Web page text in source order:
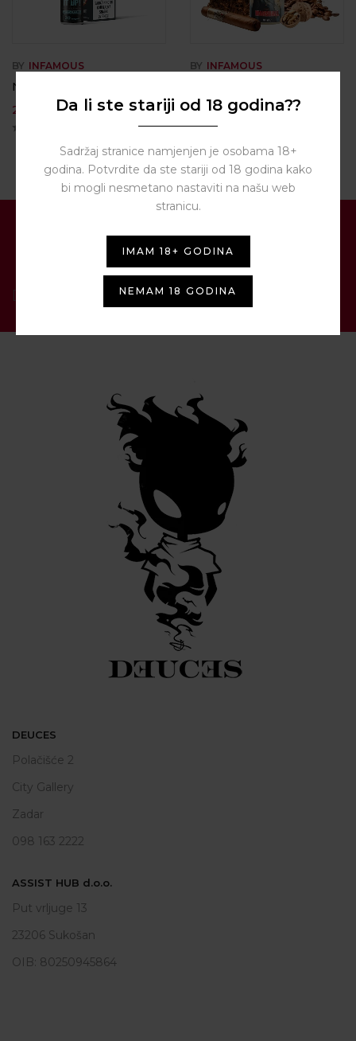
BY INFAMOUS
Nic Shot – 50/50 – 20mg
2,80
BY INFAMOUS
ml
PRIJAVITE SE NA NAŠ
NEWSLETTER
[contact-form-7 id="1287" title="Newsletter"]
DEUCES
Polačišće 2
City Gallery
Zadar
098 163 2222
ASSIST HUB d.o.o.
Put vrljuge 13
23206 Sukošan
OIB: 80250945864
Da li ste stariji od 18 godina??
Sadržaj stranice namjenjen je osobama 18+
godina. Potvrdite da ste stariji od 18 godina kako
bi mogli nesmetano nastaviti na našu web
stranicu.
IMAM 18+ GODINA
NEMAM 18 GODINA